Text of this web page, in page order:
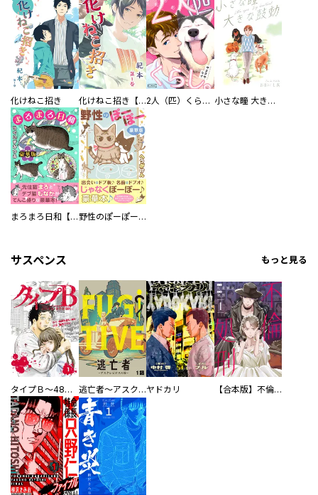
化けねこ招き 化けねこ招き【描きおろし付合冊版】 2人（匹）くらし。 小さな瞳 大きな鼓動
まろまろ日和【豪華版】 野性のぽーぽー【豪華版】
サスペンス もっと見る
タイプＢ～48時間後、致死率100％～【単話】 逃亡者～アスクレピオスの杖～ヤドカリ 【合本版】不倫処刑